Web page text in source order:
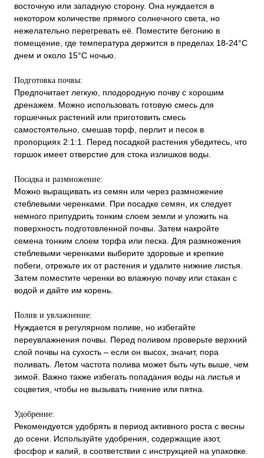
восточную или западную сторону. Она нуждается в
некотором количестве прямого солнечного света, но
нежелательно перегревать её. Поместите бегонию в
помещение, где температура держится в пределах 18-24°C
днем и около 15°C ночью.
Подготовка почвы:
Предпочитает легкую, плодородную почву с хорошим
дренажем. Можно использовать готовую смесь для
горшечных растений или приготовить смесь
самостоятельно, смешав торф, перлит и песок в
пропорциях 2:1:1. Перед посадкой растения убедитесь, что
горшок имеет отверстие для стока излишков воды.
Посадка и размножение:
Можно выращивать из семян или через размножение
стеблевыми черенками. При посадке семян, их следует
немного припудрить тонким слоем земли и уложить на
поверхность подготовленной почвы. Затем накройте
семена тонким слоем торфа или песка. Для размножения
стеблевыми черенками выберите здоровые и крепкие
побеги, отрежьте их от растения и удалите нижние листья.
Затем поместите черенки во влажную почву или стакан с
водой и дайте им корень.
Полив и увлажнение:
Нуждается в регулярном поливе, но избегайте
переувлажнения почвы. Перед поливом проверьте верхний
слой почвы на сухость – если он высох, значит, пора
поливать. Летом частота полива может быть чуть выше, чем
зимой. Важно также избегать попадания воды на листья и
соцветия, чтобы не вызывать гниение или пятна.
Удобрение:
Рекомендуется удобрять в период активного роста с весны
до осени. Используйте удобрения, содержащие азот,
фосфор и калий, в соответствии с инструкцией на упаковке.